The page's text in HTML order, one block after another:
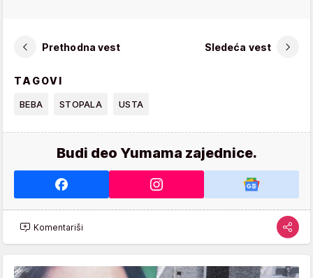
Prethodna vest Sledeća vest
TAGOVI
BEBA STOPALA USTA
Budi deo Yumama zajednice.
Komentariši